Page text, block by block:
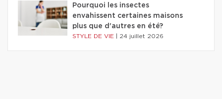
Pourquoi les insectes
envahissent certaines maisons
plus que d'autres en été?
STYLE DE VIE 24 juillet 2026